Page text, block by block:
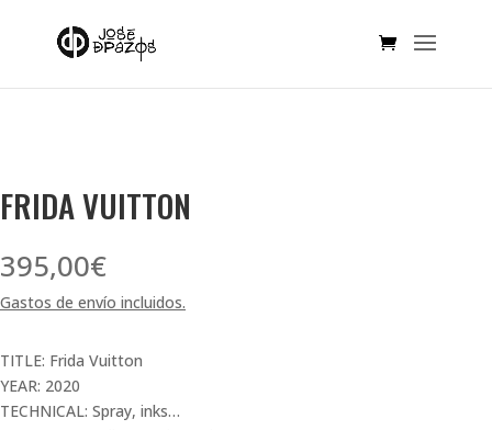
SOLD OUT!
FRIDA VUITTON
395,00€
Gastos de envío incluidos.
TITLE: Frida Vuitton
YEAR: 2020
TECHNICAL: Spray, inks…